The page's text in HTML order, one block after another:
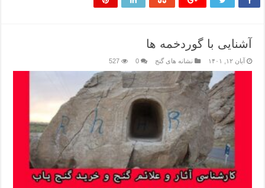
آشنایی با گوردخمه ها
آبان ۱۲, ۱۴۰۱ نشانه های گنج 0
527